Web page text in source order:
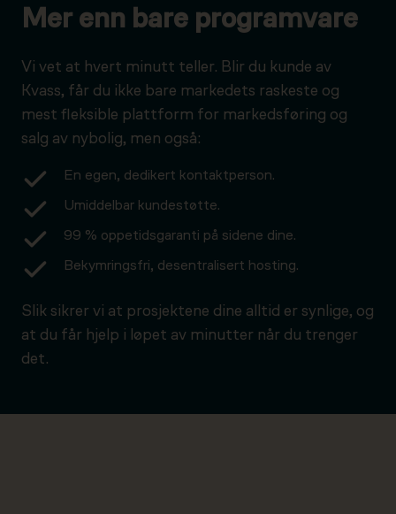
Mer enn bare programvare
Vi vet at hvert minutt teller. Blir du kunde av
Kvass, får du ikke bare markedets raskeste og
mest fleksible plattform for markedsføring og
salg av nybolig, men også:
En egen, dedikert kontaktperson.
Umiddelbar kundestøtte.
99 % oppetidsgaranti på sidene dine.
Bekymringsfri, desentralisert hosting.
Slik sikrer vi at prosjektene dine alltid er synlige, og
at du får hjelp i løpet av minutter når du trenger
det.